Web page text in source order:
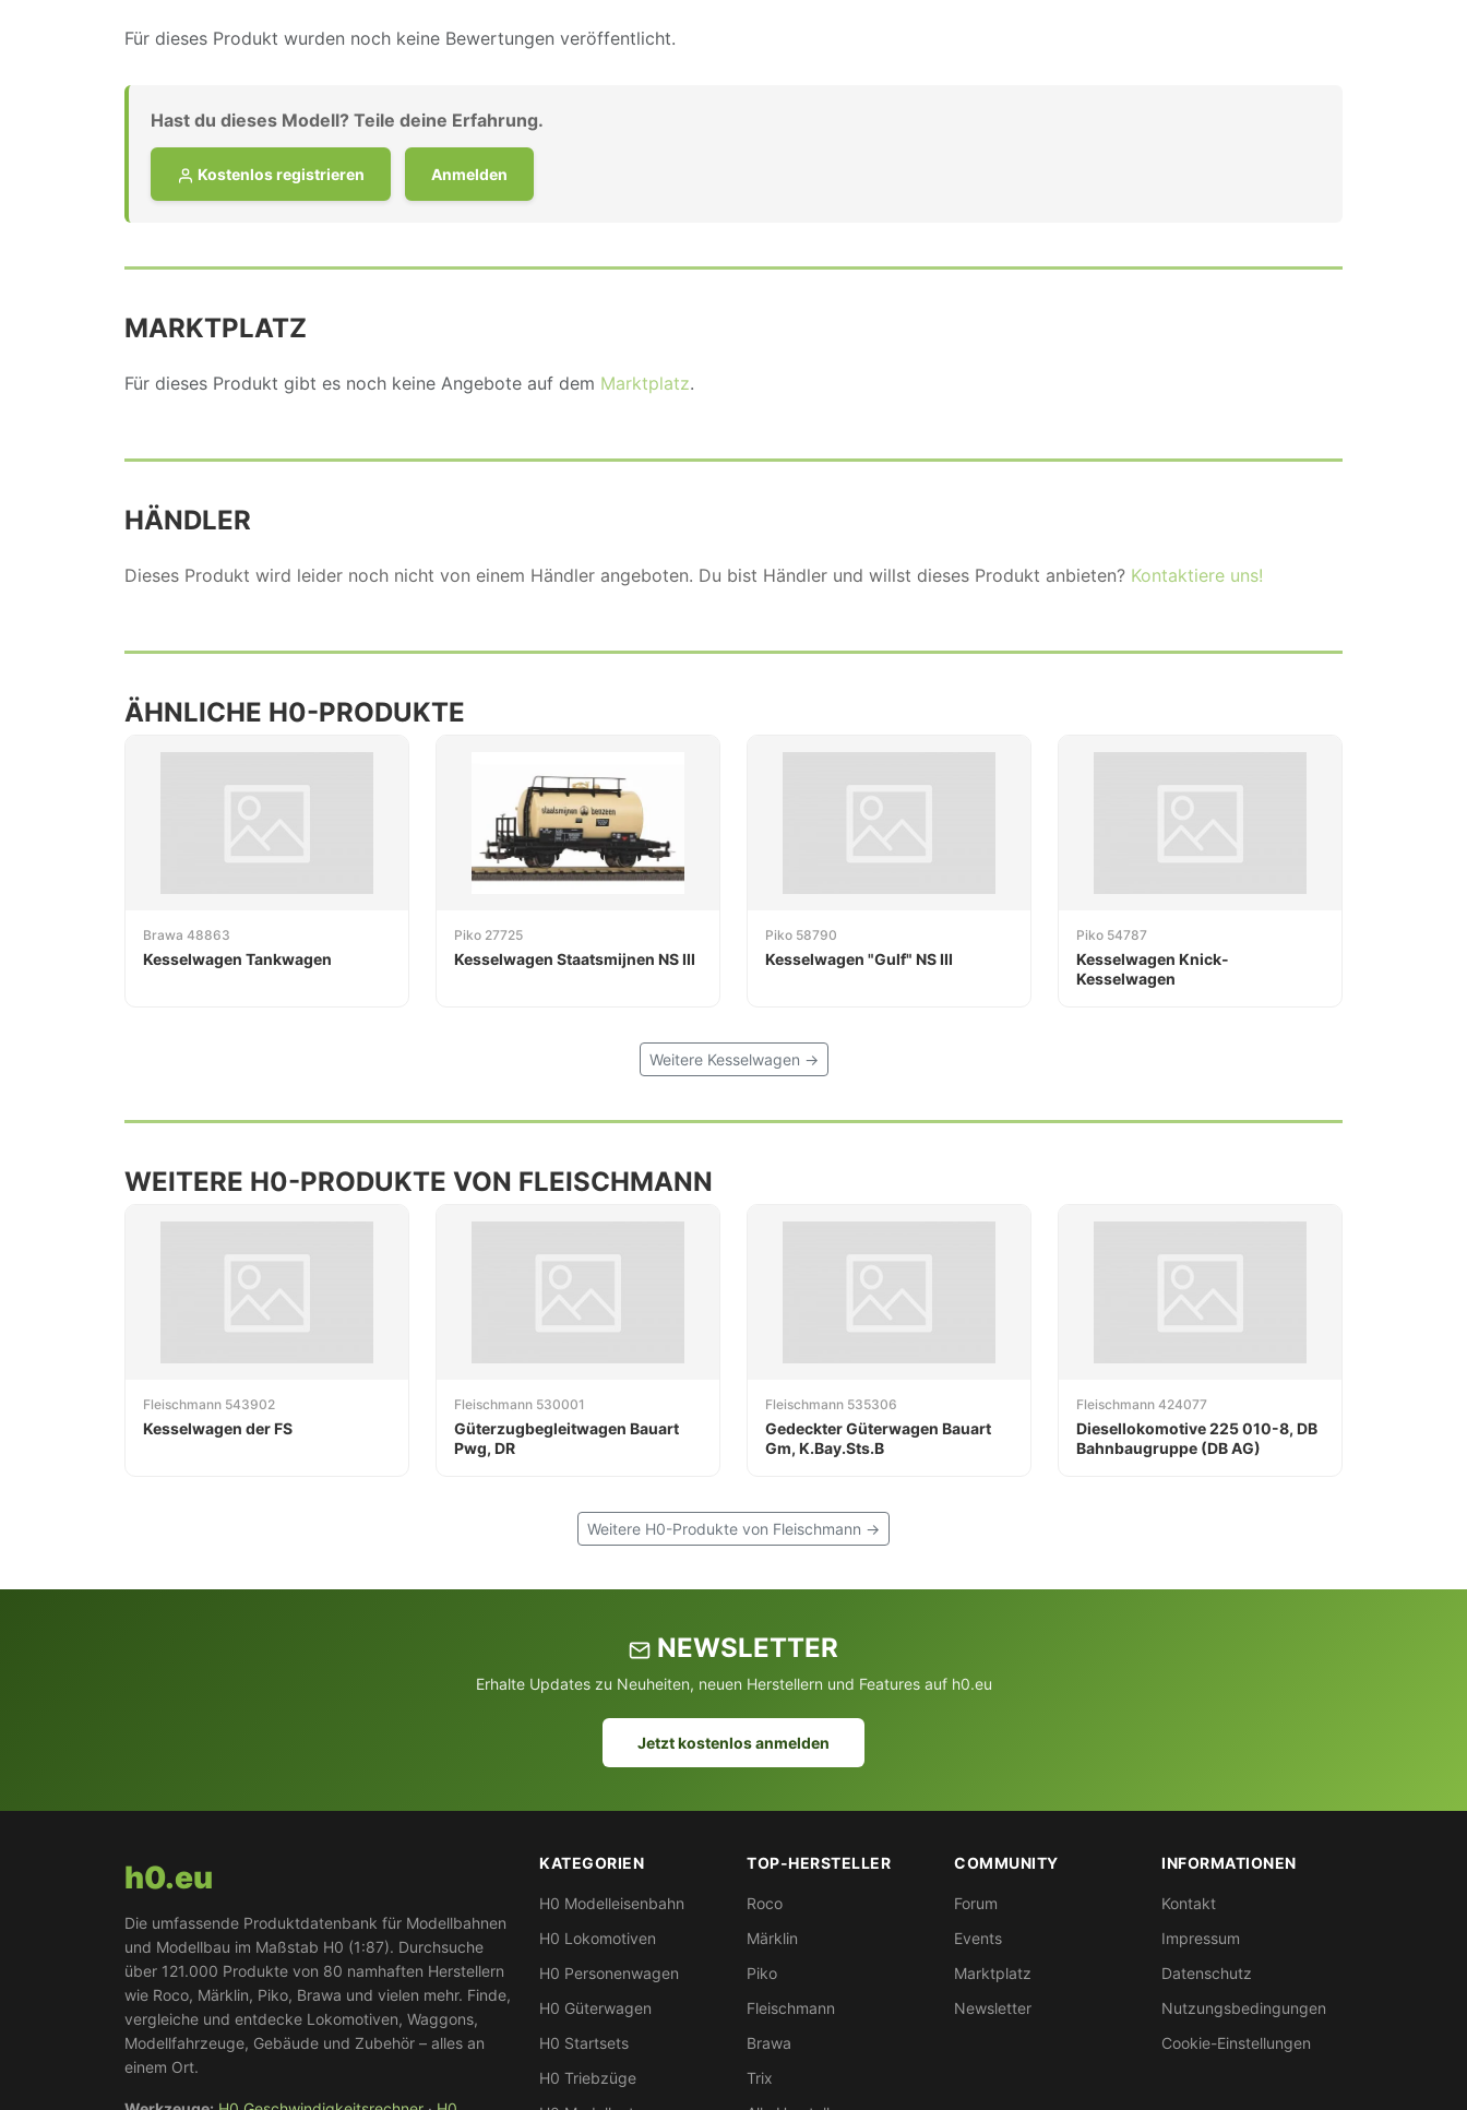
Für dieses Produkt wurden noch keine Bewertungen veröffentlicht.
Hast du dieses Modell? Teile deine Erfahrung.
Kostenlos registrieren Anmelden
MARKTPLATZ
Für dieses Produkt gibt es noch keine Angebote auf dem Marktplatz.
HÄNDLER
Dieses Produkt wird leider noch nicht von einem Händler angeboten. Du bist Händler und willst dieses Produkt anbieten? Kontaktiere uns!
ÄHNLICHE H0-PRODUKTE
Brawa 48863
Kesselwagen Tankwagen
Piko 27725
Kesselwagen Staatsmijnen NS III
Piko 58790
Kesselwagen "Gulf" NS III
Piko 54787
Kesselwagen Knick-
Kesselwagen
Weitere Kesselwagen →
WEITERE H0-PRODUKTE VON FLEISCHMANN
Fleischmann 543902
Kesselwagen der FS
Fleischmann 530001
Güterzugbegleitwagen Bauart
Pwg, DR
Fleischmann 535306
Gedeckter Güterwagen Bauart
Gm, K.Bay.Sts.B
Fleischmann 424077
Diesellokomotive 225 010-8, DB
Bahnbaugruppe (DB AG)
Weitere H0-Produkte von Fleischmann →
NEWSLETTER
Erhalte Updates zu Neuheiten, neuen Herstellern und Features auf h0.eu
Jetzt kostenlos anmelden
h0.eu
Die umfassende Produktdatenbank für Modellbahnen
und Modellbau im Maßstab H0 (1:87). Durchsuche
über 121.000 Produkte von 80 namhaften Herstellern
wie Roco, Märklin, Piko, Brawa und vielen mehr. Finde,
vergleiche und entdecke Lokomotiven, Waggons,
Modellfahrzeuge, Gebäude und Zubehör – alles an
einem Ort.
KATEGORIEN
H0 Modelleisenbahn
H0 Lokomotiven
H0 Personenwagen
H0 Güterwagen
H0 Startsets
H0 Triebzüge
TOP-HERSTELLER
Roco
Märklin
Piko
Fleischmann
Brawa
Trix
COMMUNITY
Forum
Events
Marktplatz
Newsletter
INFORMATIONEN
Kontakt
Impressum
Datenschutz
Nutzungsbedingungen
Cookie-Einstellungen